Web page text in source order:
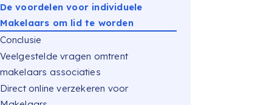
De voordelen voor individuele
Makelaars om lid te worden
Conclusie
Veelgestelde vragen omtrent
makelaars associaties
Direct online verzekeren voor